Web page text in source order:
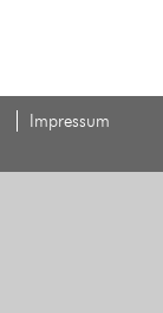
Impressum